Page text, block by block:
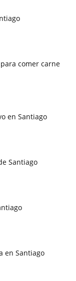
comer carne
en Santiago
Santiago
en Santiago